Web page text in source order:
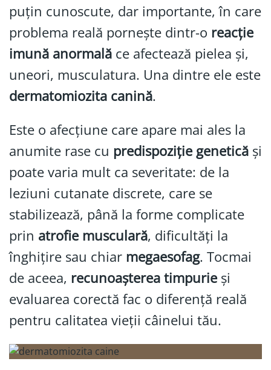
puțin cunoscute, dar importante, în care
problema reală pornește dintr-o reacție
imună anormală ce afectează pielea și,
uneori, musculatura. Una dintre ele este
dermatomiozita canină.
Este o afecțiune care apare mai ales la
anumite rase cu predispoziție genetică și
poate varia mult ca severitate: de la
leziuni cutanate discrete, care se
stabilizează, până la forme complicate
prin atrofie musculară, dificultăți la
înghițire sau chiar megaesofag. Tocmai
de aceea, recunoașterea timpurieși
evaluarea corectă fac o diferență reală
pentru calitatea vieții câinelui tău.